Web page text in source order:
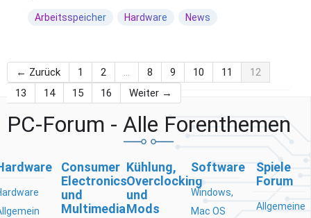
Arbeitsspeicher Hardware News
← Zurück 1 2 … 8 9 10 11
12
13
14 15 16 Weiter →
PC-Forum - Alle Forenthemen
Consumer
Electronics
und
Multimedia
Kühlung,
Overclocking
und
Mods
Software
Windows,
Mac OS
Spiele
Forum
Allgemeine